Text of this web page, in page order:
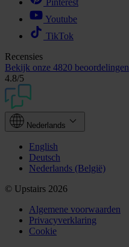
Pinterest
Youtube
TikTok
Recensies
Bekijk onze 4820 beoordelingen
4.8/5
Nederlands
English
Deutsch
Nederlands (België)
© Upstairs 2026
Algemene voorwaarden
Privacyverklaring
Cookie